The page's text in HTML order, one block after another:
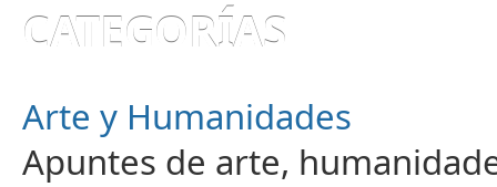
CATEGORÍAS
Arte y Humanidades
Apuntes de arte,